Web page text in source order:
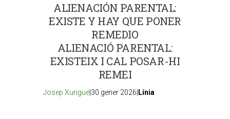
ALIENACIÓN PARENTAL:
EXISTE Y HAY QUE PONER
REMEDIO
ALIENACIÓ PARENTAL:
EXISTEIX I CAL POSAR-HI
REMEI
Josep Xurigué |30 gener 2026| Línia